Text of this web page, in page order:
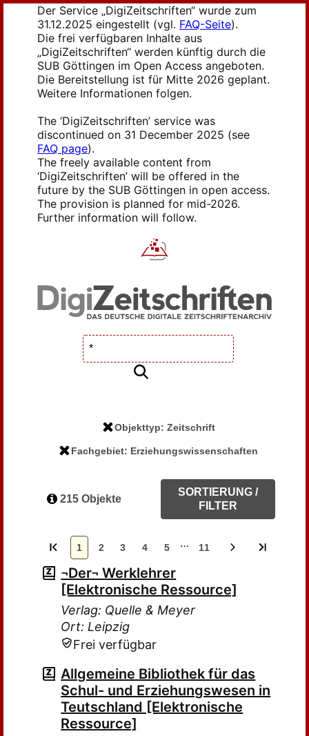
Der Service „DigiZeitschriften“ wurde zum
31.12.2025 eingestellt (vgl. FAQ-Seite).
Die frei verfügbaren Inhalte aus
„DigiZeitschriften“ werden künftig durch die
SUB Göttingen im Open Access angeboten.
Die Bereitstellung ist für Mitte 2026 geplant.
Weitere Informationen folgen.
The ‘DigiZeitschriften’ service was
discontinued on 31 December 2025 (see
FAQ page).
The freely available content from
‘DigiZeitschriften’ will be offered in the
future by the SUB Göttingen in open access.
The provision is planned for mid-2026.
Further information will follow.
Objekttyp: Zeitschrift
Fachgebiet: Erziehungswissenschaften
215 Objekte
SORTIERUNG /
FILTER
1 2 3 4 5 … 11
¬Der¬ Werklehrer
[Elektronische Ressource]
Verlag: Quelle & Meyer
Ort: Leipzig
Frei verfügbar
Allgemeine Bibliothek für das
Schul- und Erziehungswesen in
Teutschland [Elektronische
Ressource]